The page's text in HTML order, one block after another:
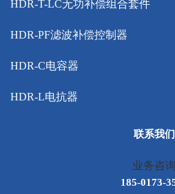
HDR-T-LC无功补偿组合套件
HDR-PF滤波补偿控制器
HDR-C电容器
HDR-L电抗器
联系我们
业务咨询
185-0173-